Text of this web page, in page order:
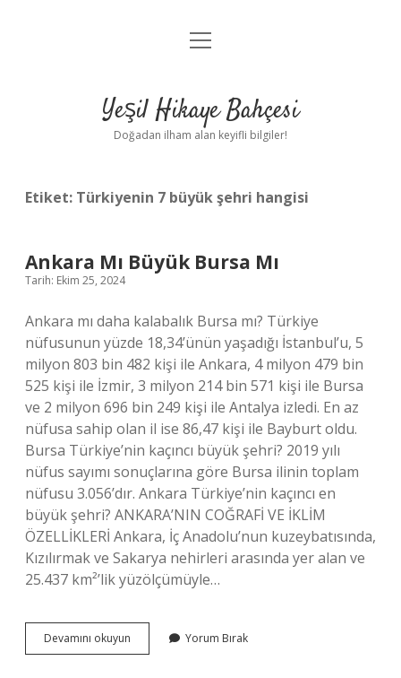
Anasayfa
Yasal Uyarı
menüyü
Yeşil Hikaye Bahçesi
Doğadan ilham alan keyifli bilgiler!
Etiket: Türkiyenin 7 büyük şehri hangisi
Ankara Mı Büyük Bursa Mı
Tarih: Ekim 25, 2024
Ankara mı daha kalabalık Bursa mı? Türkiye
nüfusunun yüzde 18,34’ünün yaşadığı İstanbul’u, 5
milyon 803 bin 482 kişi ile Ankara, 4 milyon 479 bin
525 kişi ile İzmir, 3 milyon 214 bin 571 kişi ile Bursa
ve 2 milyon 696 bin 249 kişi ile Antalya izledi. En az
nüfusa sahip olan il ise 86,47 kişi ile Bayburt oldu.
Bursa Türkiye’nin kaçıncı büyük şehri? 2019 yılı
nüfus sayımı sonuçlarına göre Bursa ilinin toplam
nüfusu 3.056’dır. Ankara Türkiye’nin kaçıncı en
büyük şehri? ANKARA’NIN COĞRAFİ VE İKLİM
ÖZELLİKLERİ Ankara, İç Anadolu’nun kuzeybatısında,
Kızılırmak ve Sakarya nehirleri arasında yer alan ve
25.437 km²’lik yüzölçümüyle…
Devamını okuyun
Mı
Yorum Bırak